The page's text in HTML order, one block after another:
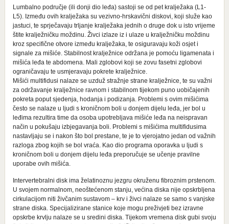
Lumbalno područje (ili donji dio leđa) sastoji se od pet kralježaka (L1-
L5). Između ovih kralježaka su vezivno-hrskavični diskovi, koji služe kao
jastuci, te sprječavaju trljanje kralježaka jednih o druge dok u isto vrijeme
štite kralježničku moždinu. Živci izlaze iz i ulaze u kralježničku moždinu
kroz specifične otvore između kralježaka, te osiguravaju koži osjet i
signale za mišiće. Stabilnost kralježnice održana je pomoću ligamenata i
mišića leđa te abdomena. Mali zglobovi koji se zovu fasetni zglobovi
ograničavaju te usmjeravaju pokrete kralježnice.
Mišići multifidusi nalaze se uzduž stražnje strane kralježnice, te su važni
za održavanje kralježnice ravnom i stabilnom tijekom puno uobičajenih
pokreta poput sjedenja, hodanja i podizanja. Problemi s ovim mišićima
često se nalaze u ljudi s kroničnom boli u donjem dijelu leđa, jer bol u
leđima rezultira time da osoba upotrebljava mišiće leđa na neispravan
način u pokušaju izbjegavanja boli. Problemi s mišićima multifidusima
nastavljaju se i nakon što bol prestane, te je to vjerojatno jedan od važnih
razloga zbog kojih se bol vraća. Kao dio programa oporavka u ljudi s
kroničnom boli u donjem dijelu leđa preporučuje se učenje pravilne
uporabe ovih mišića.
Intervertebralni disk ima želatinoznu jezgru okruženu fibroznim prstenom.
U svojem normalnom, neoštećenom stanju, većina diska nije opskrbljena
cirkulacijom niti živčanim sustavom – krv i živci nalaze se samo s vanjske
strane diska. Specijalizirane stanice koje mogu preživjeti bez izravne
opskrbe krvlju nalaze se u sredini diska. Tijekom vremena disk gubi svoju